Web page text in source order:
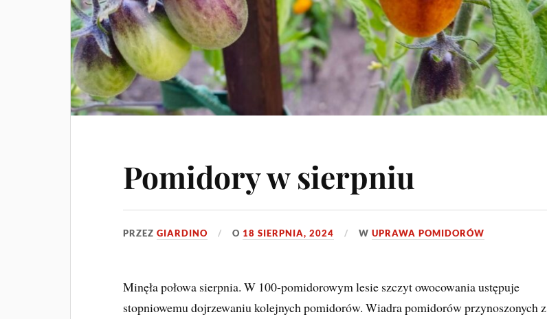
Pomidory w sierpniu
PRZEZGIARDINO O 18 SIERPNIA, 2024 WUPRAWA POMIDORÓW
Minęła połowa sierpnia. W 100-pomidorowym lesie szczyt owocowania ustępuje
stopniowemu dojrzewaniu kolejnych pomidorów. Wiadra pomidorów przynoszonych z